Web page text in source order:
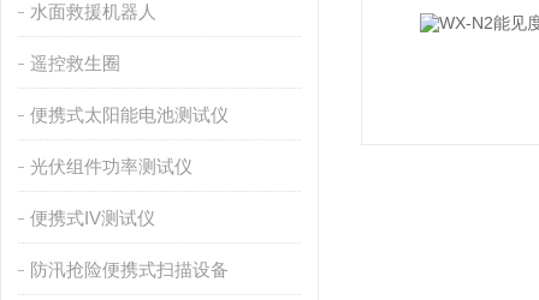
水面救援机器人
遥控救生圈
便携式太阳能电池测试仪
光伏组件功率测试仪
便携式IV测试仪
防汛抢险便携式扫描设备